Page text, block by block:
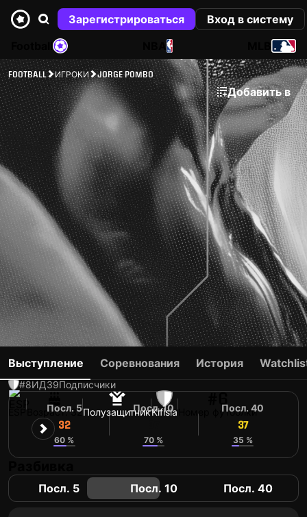
Зарегистрироваться
Вход в систему
NBA
FOOTBALL ИГРОКИ JORGE POMBO
Добавить в
JORGE POMBO
#8ИД39Подписчики
Возраст: 32ПолузащитникKifisia Номер футболки
Выступление Соревнования История
Посл. 5
32
60 %
Посл. 10
70 %
Посл. 40
37
35 %
Посл. 5 Посл. 10 Посл. 40